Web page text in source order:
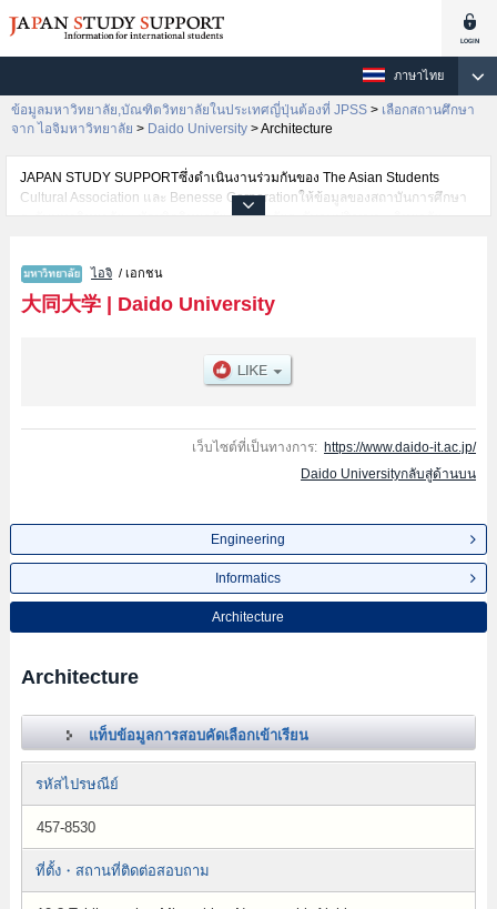
ภาษาไทย
ข้อมูลมหาวิทยาลัย,บัณฑิตวิทยาลัยในประเทศญี่ปุ่นต้องที่ JPSS > เลือกสถานศึกษา
จาก ไอจิมหาวิทยาลัย > Daido University >Architecture
JAPAN STUDY SUPPORTซึ่งดำเนินงานร่วมกันของ The Asian Students
Cultural Association และ Benesse Corporationให้ข้อมูลของสถาบันการศึกษา
ระดับมหาวิทยาลัย・บัณฑิตวิทยาลัย・วิทยาลัยระดับอนุปริญญา・วิทยาลัย
เช่นข้อมูลของแต่ละคณะ,ข้อมูลการสอบคัดเลือกเข้าศึกษาเช่นจำนวนคนที่รับ
สมัครหรือจำนวนคนที่ผ่านการสอบคัดเลือกเป็นต้น,แนะนำสถานที่,การเดินทาง
เป็นต้นไว้ด้วยดังนั้นขอเชิญใช้บริการค้นหาข้อมูลตามอัธยาศัย
ไอจิ / เอกชน
大同大学| Daido University
เว็บไซต์ที่เป็นทางการ: https://www.daido-it.ac.jp/
Daido Universityกลับสู่ด้านบน
Engineering
Informatics
Architecture
Architecture
แท็บข้อมูลการสอบคัดเลือกเข้าเรียน
รหัสไปรษณีย์
457-8530
ที่ตั้ง・สถานที่ติดต่อสอบถาม